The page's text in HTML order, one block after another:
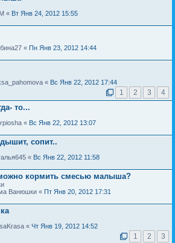
« Вт Янв 24, 2012 15:55
« Пн Янв 23, 2012 14:44
« Вс Янв 22, 2012 17:44
1 2 3 4
то...
« Вс Янв 22, 2012 13:07
сопит..
« Вс Янв 22, 2012 11:58
кормить смесью малыша?
Ванюшки « Пт Янв 20, 2012 17:31
« Чт Янв 19, 2012 14:52
1 2 3